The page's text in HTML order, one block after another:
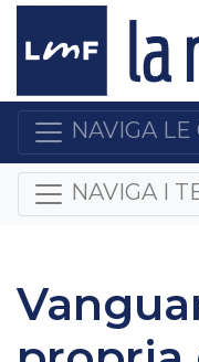
NAVIGA LE
NAVIGA I